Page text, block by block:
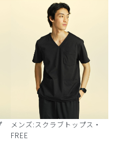
メンズ:スクラブトップス・
FREE